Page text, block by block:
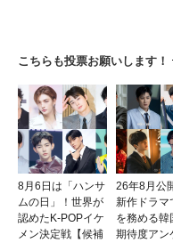
こちらも投票お願いします！
8月6日は「ハンサ
ムの日」！世界が
認めたK-POPイケ
メン決定戦【候補
26年8月公
新作ドラマ
を務める韓
期待度アン